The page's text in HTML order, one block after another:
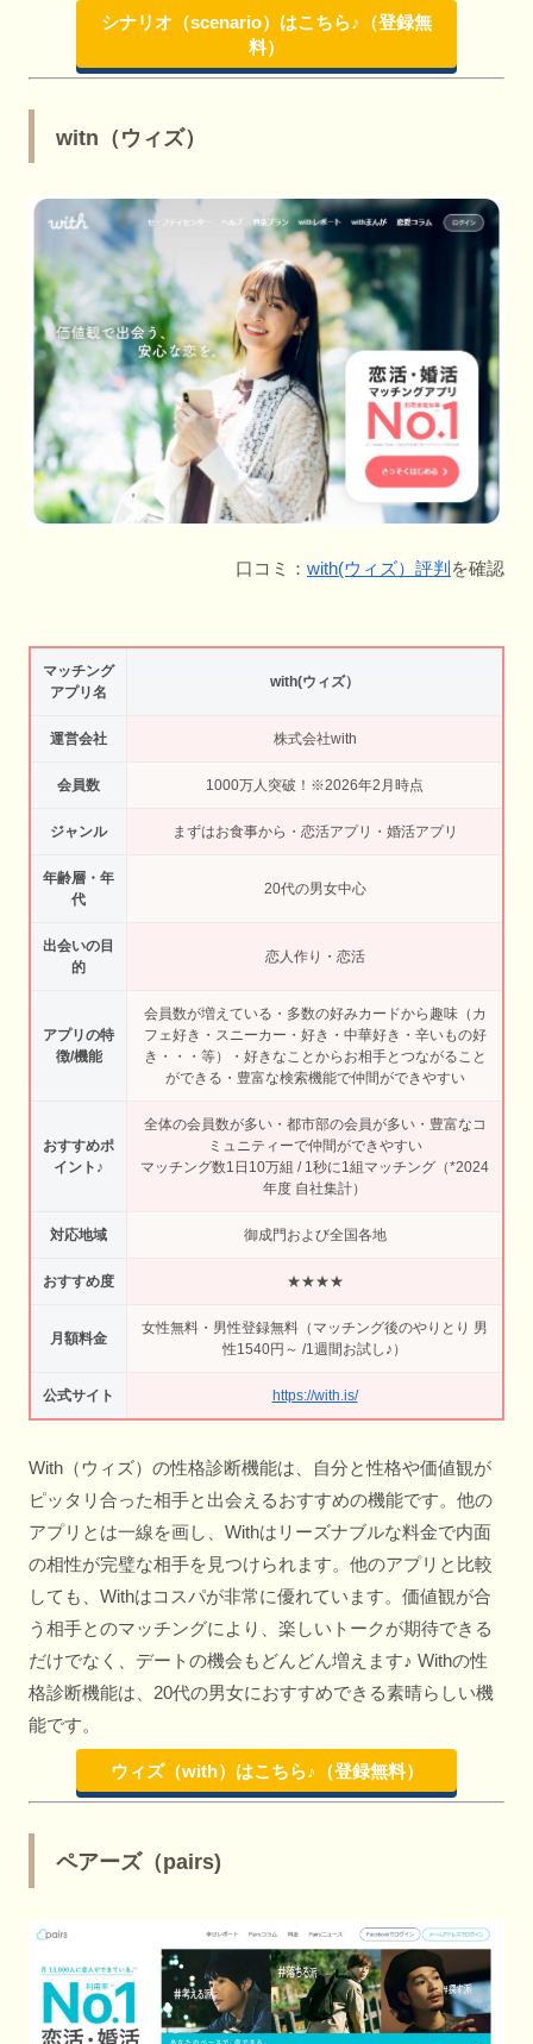
シナリオ（scenario）はこちら♪（登録無
料）
witn（ウィズ）
口コミ： with(ウィズ）評判 を確認
マッチング
アプリ名
with(ウィズ）
運営会社 株式会社with
会員数 1000万人突破！※2026年2月時点
ジャンル まずはお食事から・恋活アプリ・婚活アプリ
年齢層・年
代
20代の男女中心
出会いの目
的
恋人作り・恋活
アプリの特
徴/機能
会員数が増えている・多数の好みカードから趣味（カ
フェ好き・スニーカー・好き・中華好き・辛いもの好
き・・・等）・好きなことからお相手とつながること
ができる・豊富な検索機能で仲間ができやすい
おすすめポ
イント♪
全体の会員数が多い・都市部の会員が多い・豊富なコ
ミュニティーで仲間ができやすい
マッチング数1日10万組 / 1秒に1組マッチング（*2024
年度 自社集計）
対応地域 御成門および全国各地
おすすめ度 ★★★★
月額料金
女性無料・男性登録無料（マッチング後のやりとり 男
性1540円～ /1週間お試し♪）
公式サイト https://with.is/
With（ウィズ）の性格診断機能は、自分と性格や価値観が
ピッタリ合った相手と出会えるおすすめの機能です。他の
アプリとは一線を画し、Withはリーズナブルな料金で内面
の相性が完璧な相手を見つけられます。他のアプリと比較
しても、Withはコスパが非常に優れています。価値観が合
う相手とのマッチングにより、楽しいトークが期待できる
だけでなく、デートの機会もどんどん増えます♪ Withの性
格診断機能は、20代の男女におすすめできる素晴らしい機
能です。
ウィズ（with）はこちら♪（登録無料）
ペアーズ（pairs)